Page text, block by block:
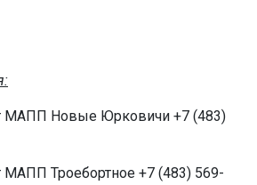
МАПП Новые Юрковичи +7 (483)
Троебортное +7 (483) 569-